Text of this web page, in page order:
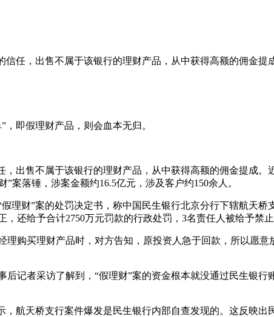
信任，出售不属于该银行的理财产品，从中获得高额的佣金提
即假理财产品，则会血本无归。
售不属于该银行的理财产品，从中获得高额的佣金提成。
”案落锤，涉案金额约16.5亿元，涉及客户约150余人。
财”案的处罚决定书，称中国民生银行北京分行下辖航天桥
还给予合计2750万元罚款的行政处罚，3名责任人被给予禁
买理财产品时，对方告知，原投资人急于回款，所以愿意
者采访了解到，“假理财”案的资金根本就没通过民生银行
天桥支行案件爆发是民生银行内部自查发现的。这反映出